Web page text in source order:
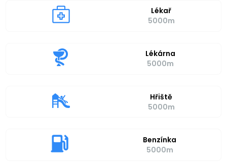
Lékař
5000m
Lékárna
5000m
Hřiště
5000m
Benzínka
5000m